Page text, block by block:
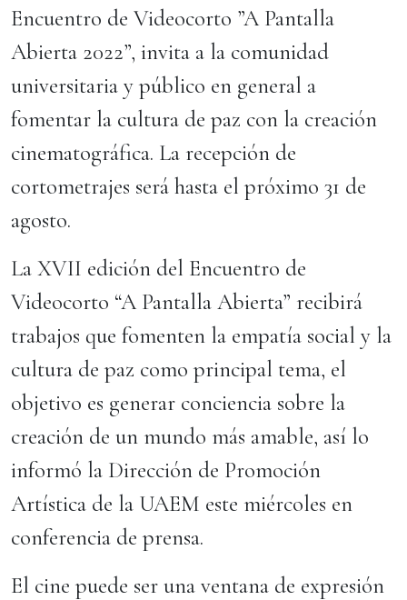
Encuentro de Videocorto ”A Pantalla
Abierta 2022”, invita a la comunidad
universitaria y público en general a
fomentar la cultura de paz con la creación
cinematográfica. La recepción de
cortometrajes será hasta el próximo 31 de
agosto.
La XVII edición del Encuentro de
Videocorto “A Pantalla Abierta” recibirá
trabajos que fomenten la empatía social y la
cultura de paz como principal tema, el
objetivo es generar conciencia sobre la
creación de un mundo más amable, así lo
informó la Dirección de Promoción
Artística de la UAEM este miércoles en
conferencia de prensa.
El cine puede ser una ventana de expresión